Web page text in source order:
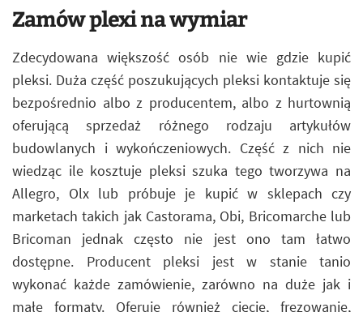
Zamów plexi na wymiar
Zdecydowana większość osób nie wie gdzie kupić
pleksi. Duża część poszukujących pleksi kontaktuje się
bezpośrednio albo z producentem, albo z hurtownią
oferującą sprzedaż różnego rodzaju artykułów
budowlanych i wykończeniowych. Część z nich nie
wiedząc ile kosztuje pleksi szuka tego tworzywa na
Allegro, Olx lub próbuje je kupić w sklepach czy
marketach takich jak Castorama, Obi, Bricomarche lub
Bricoman jednak często nie jest ono tam łatwo
dostępne. Producent pleksi jest w stanie tanio
wykonać każde zamówienie, zarówno na duże jak i
małe formaty. Oferuje również cięcie, frezowanie,